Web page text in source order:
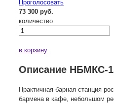
Проголосовать
73 300 руб.
количество
в корзину
Описание НБМКС-
Практичная барная станция
бармена в кафе, небольшом